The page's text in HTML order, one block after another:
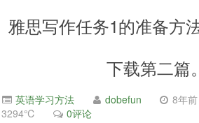
雅思写作任务1的准备方
下载第二篇。
英语学习方法 dobefun
8年
3294℃
0评论